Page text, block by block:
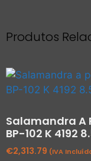
Produtos
Salamandra A
BP-102 K 4192
€2,313.79 (IVA